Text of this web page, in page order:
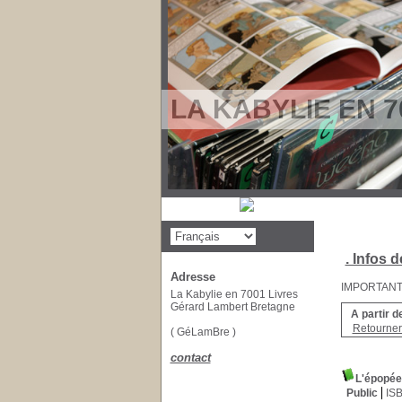
LA KABYLIE EN
. Infos
A partir
Public
Adresse
La Kabylie en 7001 Livres
Gérard Lambert Bretagne
( GéLamBre )
contact